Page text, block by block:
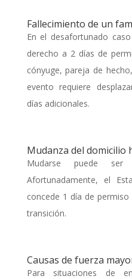
Fallecimiento de un
En el desafortunado
derecho a 2 días de
cónyuge, pareja de
evento requiere
días adicionales.
Mudanza del domicilio
Mudarse puede ser
Afortunadamente, el
concede 1 día de
transición.
Causas de fuerza
Para situaciones de